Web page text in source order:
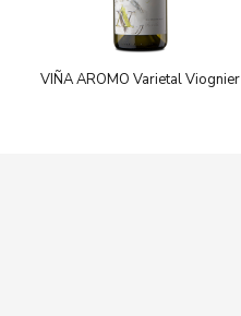
VIÑA AROMO Varietal Viognier